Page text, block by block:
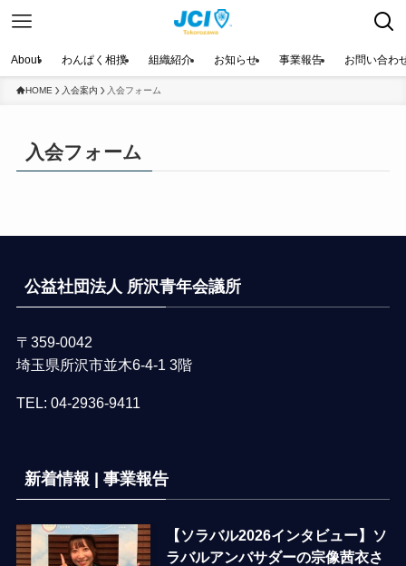
About わんぱく相撲 組織紹介 お知らせ 事業報告 お問い合わ
HOME 入会案内 入会フォーム
入会フォーム
公益社団法人 所沢青年会議所
〒359-0042
埼玉県所沢市並木6-4-1 3階
TEL: 04-2936-9411
新着情報 | 事業報告
【ソラバル2026インタビュー】ソ
ラバルアンバサダーの宗像茜衣さ